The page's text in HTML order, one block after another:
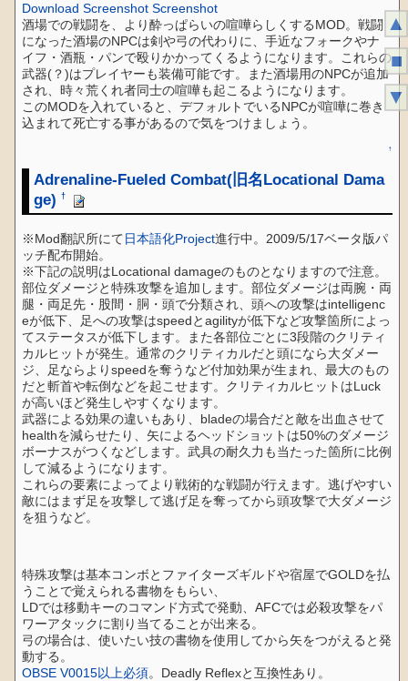
Download Screenshot Screenshot
酒場での戦闘を、より酔っぱらいの喧嘩らしくするMOD。戦闘
になった酒場のNPCは剣や弓の代わりに、手近なフォークやナ
イフ・酒瓶・パンで殴りかかってくるようになります。これらの
武器(？)はプレイヤーも装備可能です。また酒場用のNPCが追加
され、時々荒くれ者同士の喧嘩も起こるようになります。
このMODを入れていると、デフォルトでいるNPCが喧嘩に巻き
込まれて死亡する事があるので気をつけましょう。
↑
Adrenaline-Fueled Combat(旧名Locational Dama
ge)†
※Mod翻訳所にて日本語化Project進行中。2009/5/17ベータ版パ
ッチ配布開始。
※下記の説明はLocational damageのものとなりますので注意。
部位ダメージと特殊攻撃を追加します。部位ダメージは両腕・両
腿・両足先・股間・胴・頭で分類され、頭への攻撃はintelligenc
eが低下、足への攻撃はspeedとagilityが低下など攻撃箇所によっ
てステータスが低下します。また各部位ごとに3段階のクリティ
カルヒットが発生。通常のクリティカルだと頭になら大ダメー
ジ、足ならよりspeedを奪うなど付加効果が生まれ、最大のもの
だと斬首や転倒などを起こせます。クリティカルヒットはLuck
が高いほど発生しやすくなります。
武器による効果の違いもあり、bladeの場合だと敵を出血させて
healthを減らせたり、矢によるヘッドショットは50%のダメージ
ボーナスがつくなどします。武具の耐久力も当たった箇所に比例
して減るようになります。
これらの要素によってより戦術的な戦闘が行えます。逃げやすい
敵にはまず足を攻撃して逃げ足を奪ってから頭攻撃で大ダメージ
を狙うなど。
特殊攻撃は基本コンボとファイターズギルドや宿屋でGOLDを払
うことで覚えられる書物をもらい、
LDでは移動キーのコマンド方式で発動、AFCでは必殺攻撃をパ
ワーアタックに割り当てることが出来る。
弓の場合は、使いたい技の書物を使用してから矢をつがえると発
動する。
OBSE V0015以上必須。Deadly Reflexと互換性あり。
▲
■
▼